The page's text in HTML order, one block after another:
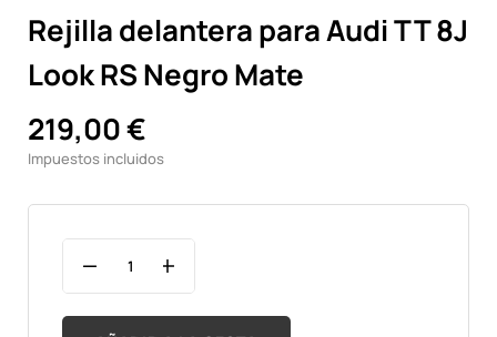
Rejilla delantera para Audi TT 8J
Look RS Negro Mate
219,00 €
Impuestos incluidos